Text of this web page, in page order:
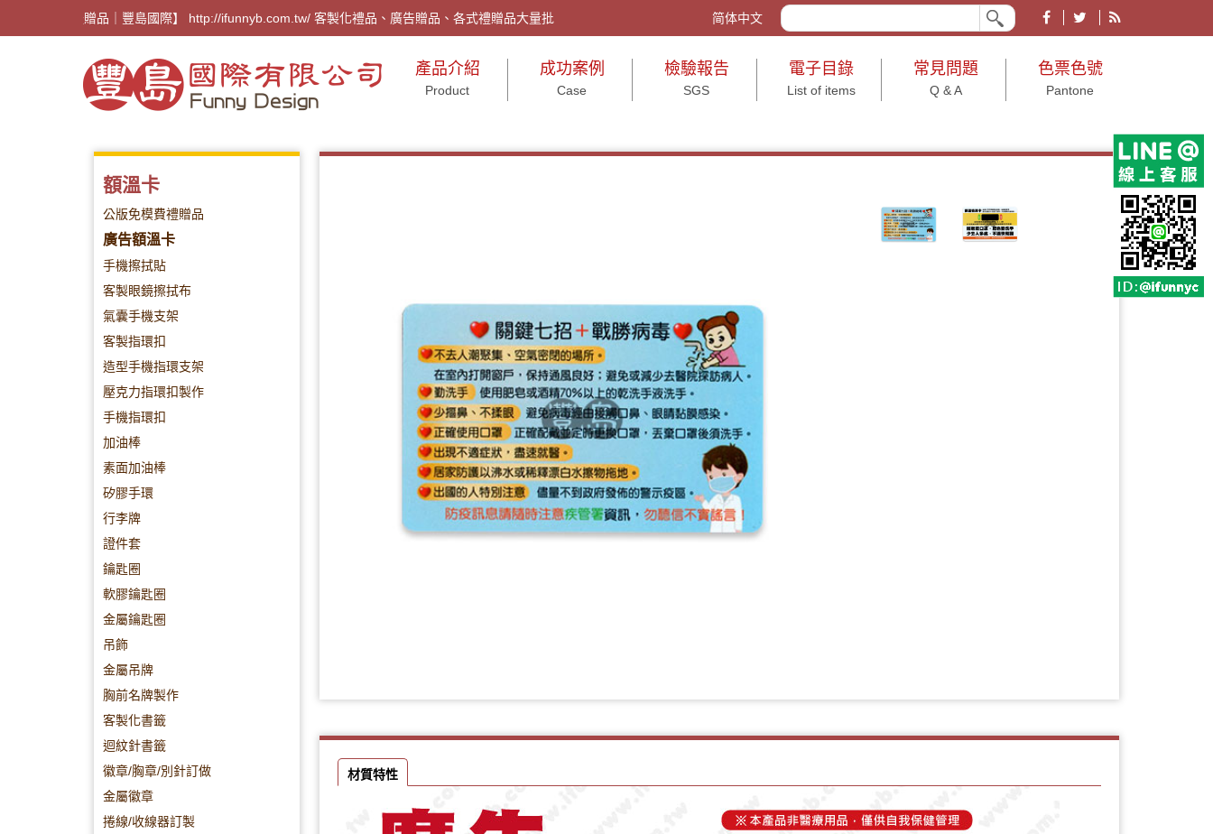
【廣告禮贈品｜豐島國際】 http://ifunnyb.com.tw/ 客製化禮品、廣告贈品、各式禮贈品大量批發與包裝、活動送禮、打造企業形象皆宜。有各大節慶、文具、結婚小物、年節及年終尾牙等用途之禮品贈品。
简体中文
產品介紹
Product
成功案例
Case
檢驗報告
SGS
電子目錄
List of items
常見問題
Q & A
色票色號
Pantone
額溫卡
公版免模費禮贈品
廣告額溫卡
手機擦拭貼
客製眼鏡擦拭布
氣囊手機支架
客製指環扣
造型手機指環支架
壓克力指環扣製作
手機指環扣
加油棒
素面加油棒
矽膠手環
行李牌
證件套
鑰匙圈
軟膠鑰匙圈
金屬鑰匙圈
吊飾
金屬吊牌
胸前名牌製作
客製化書籤
迴紋針書籤
徽章/胸章/別針訂做
金屬徽章
捲線/收線器訂製
材質特性